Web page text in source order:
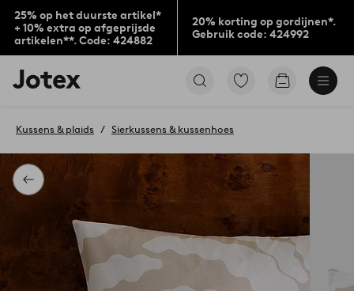
25% op het duurste artikel*
+ 10% extra op afgeprijsde
artikelen**. Code: 424882
20% korting op gordijnen*.
Gebruik code: 424992
Jotex
logo
to
home
page
Ga
Go
Terug
Kussens & plaids Sierkussens & kussenhoes